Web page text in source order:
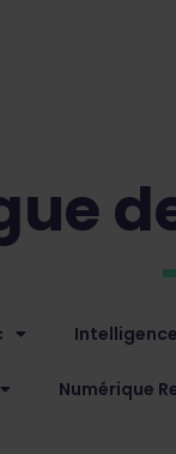
Numérique